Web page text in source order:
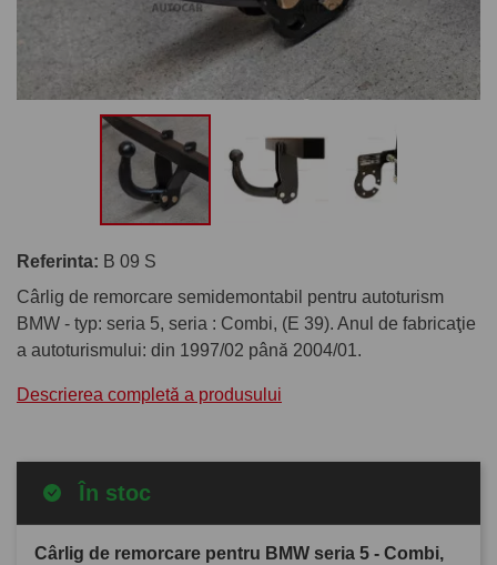
Referinta: B 09 S
Cârlig de remorcare semidemontabil pentru autoturism
BMW - typ: seria 5, seria : Combi, (E 39). Anul de fabricaţie
a autoturismului: din 1997/02 până 2004/01.
Descrierea completă a produsului
În stoc
Cârlig de remorcare pentru BMW seria 5 - Combi,